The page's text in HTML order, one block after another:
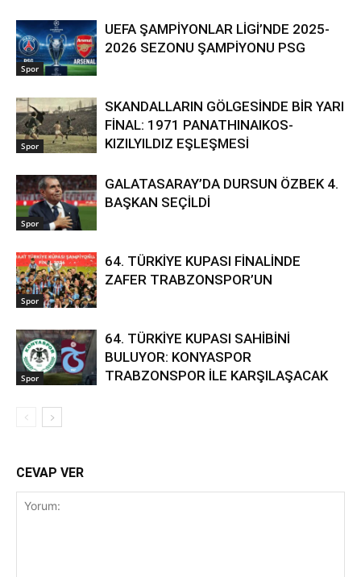
Spor
UEFA ŞAMPİYONLAR LİGİ’NDE 2025-
2026 SEZONU ŞAMPİYONU PSG
Spor
SKANDALLARIN GÖLGESİNDE BİR YARI
FİNAL: 1971 PANATHINAIKOS-
KIZILYILDIZ EŞLEŞMESİ
Spor
GALATASARAY’DA DURSUN ÖZBEK 4.
BAŞKAN SEÇİLDİ
Spor
64. TÜRKİYE KUPASI FİNALİNDE
ZAFER TRABZONSPOR’UN
Spor
64. TÜRKİYE KUPASI SAHİBİNİ
BULUYOR: KONYASPOR
TRABZONSPOR İLE KARŞILAŞACAK
CEVAP VER